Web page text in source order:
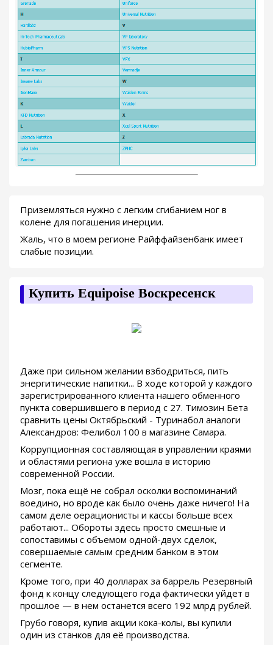
Приземляться нужно с легким сгибанием ног в
колене для погашения инерции.
Жаль, что в моем регионе Райффайзенбанк имеет
слабые позиции.
Купить Equipoise Воскресенск
Даже при сильном желании взбодриться, пить
энергитические напитки... В ходе которой у каждого
зарегистрированного клиента нашего обменного
пункта совершившего в период с 27. Tимозин Бета
сравнить цены Октябрьский - Туринабол аналоги
Александров: Фелибол 100 в магазине Самара.
Коррупционная составляющая в управлении краями
и областями региона уже вошла в историю
современной России.
Мозг, пока ещё не собрал осколки воспоминаний
воедино, но вроде как было очень даже ничего! На
самом деле оерационисты и кассы больше всех
работают... Обороты здесь просто смешные и
сопоставимы с объемом одной-двух сделок,
совершаемые самым средним банком в этом
сегменте.
Кроме того, при 40 долларах за баррель Резервный
фонд к концу следующего года фактически уйдет в
прошлое — в нем останется всего 192 млрд рублей.
Грубо говоря, купив акции кока-колы, вы купили
один из станков для её производства.